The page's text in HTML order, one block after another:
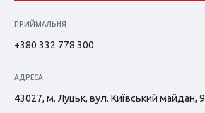
ПРИЙМАЛЬНЯ
+380 332 778 300
АДРЕСА
43027, м. Луцьк, вул. Київський майдан, 9